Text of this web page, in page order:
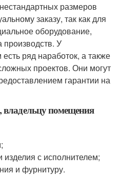
размеров
заказу, так как для
оборудование,
производств. У
ряд наработок, а также
проектов. Они могут
гарантии на
владельцу помещения
изделия с исполнителем;
и фурнитуру.